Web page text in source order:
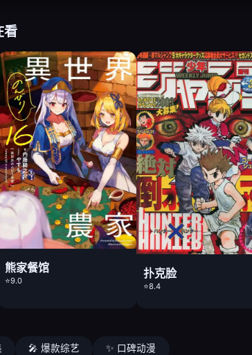
看
熊家餐馆
⭐9.0
扑克脸
⭐8.4
🎤 爆款综艺 ✨ 口碑动漫